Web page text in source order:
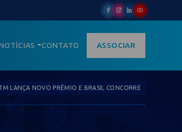
CONTATO ASSOCIAR
LANÇA NOVO PRÊMIO E BRASIL CONCORRE